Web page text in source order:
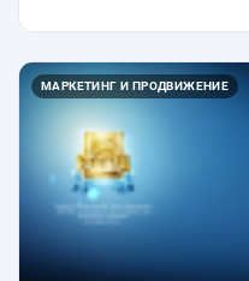
МАРКЕТИНГ И ПРОДВИЖЕНИЕ